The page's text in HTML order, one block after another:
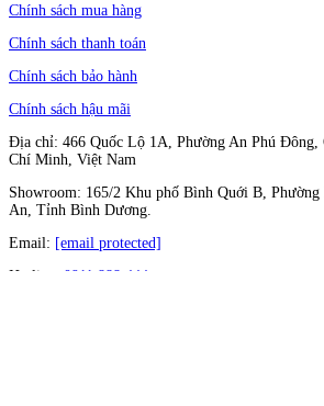
Chính sách mua hàng
Chính sách thanh toán
Chính sách bảo hành
Chính sách hậu mãi
Địa chỉ: 466 Quốc Lộ 1A, Phường An Phú Đông,
Chí Minh, Việt Nam
Showroom: 165/2 Khu phố Bình Quới B,
An, Tỉnh Bình Dương.
Email: [email protected]
Hotline: 0911 888 444